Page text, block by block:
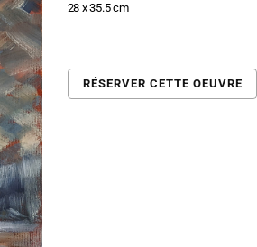
28 x 35.5 cm
RÉSERVER CETTE OEUVRE